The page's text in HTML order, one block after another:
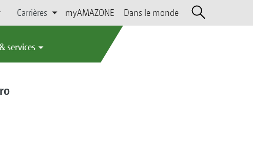
Carrières myAMAZONE Dans le monde
services